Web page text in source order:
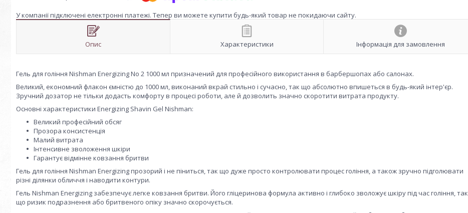
У компанії підключені електронні платежі. Тепер ви можете купити будь-який товар не покидаючи сайту.
Опис Характеристики Інформація для замовлення
Гель для гоління Nishman Energizing No 2 1000 мл призначений для професійного використання в барбершопах або салонах.
Великий, економний флакон ємністю до 1000 мл, виконаний вкрай стильно і сучасно, так що абсолютно впишеться в будь-який інтер'єр.
Зручний дозатор не тільки додасть комфорту в процесі роботи, але й дозволить значно скоротити витрата продукту.
Основні характеристики Energizing Shavin Gel Nishman:
Великий професійний обсяг
Прозора консистенція
Малий витрата
Інтенсивне зволоження шкіри
Гарантує відмінне ковзання бритви
Гель для гоління Nishman Energizing прозорий і не піниться, так що дуже просто контролювати процес гоління, а також зручно підголювати
різні ділянки обличчя і наводити контури.
Гель Nishman Energizing забезпечує легке ковзання бритви. Його гліцеринова формула активно і глибоко зволожує шкіру під час гоління, так
що ризик подразнення або бритвеного опіку значно скорочується.